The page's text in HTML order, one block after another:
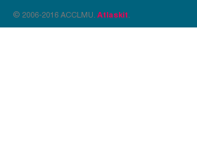
© 2006-2016 ACCLMU. Atlaskit .